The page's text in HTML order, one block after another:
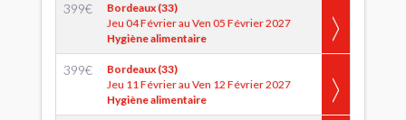
399€
Bordeaux (33)
Jeu 04 Février au Ven 05 Février 2027
Hygiène alimentaire
399€
Bordeaux (33)
Jeu 11 Février au Ven 12 Février 2027
Hygiène alimentaire